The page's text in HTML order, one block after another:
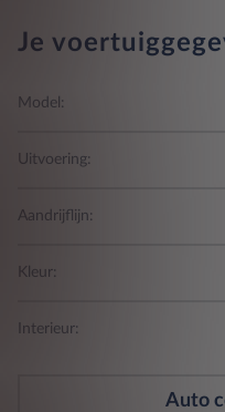
Je
Model:
Uitvoering:
Aandrijflijn:
Kleur:
Interieur:
Auto